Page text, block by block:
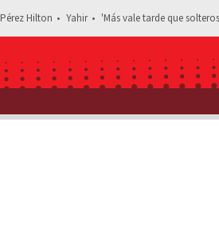
Pérez Hilton Yahir 'Más vale tarde que
Estás leyendo: ¿Adriano Zendejas fue